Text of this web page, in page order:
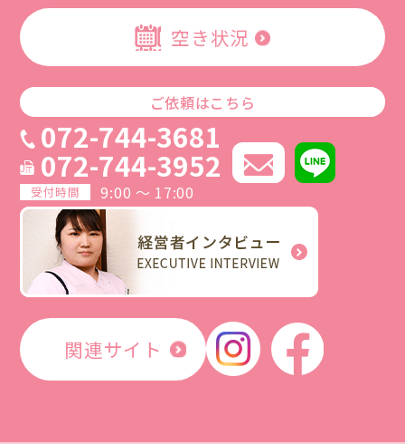
空き状況
ご依頼はこちら
072-744-3681
072-744-3952
受付時間 9:00 ～ 17:00
関連サイト